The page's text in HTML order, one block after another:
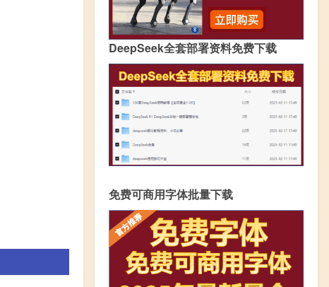
DeepSeek全套部署资料免费下载
免费可商用字体批量下载